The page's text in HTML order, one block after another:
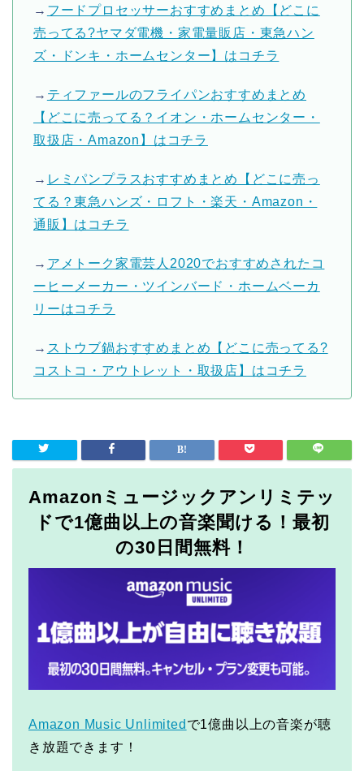
→ フードプロセッサーおすすめまとめ【どこに
売ってる?ヤマダ電機・家電量販店・東急ハン
ズ・ドンキ・ホームセンター】はコチラ
→ ティファールのフライパンおすすめまとめ
【どこに売ってる？イオン・ホームセンター・
取扱店・Amazon】はコチラ
→ レミパンプラスおすすめまとめ【どこに売っ
てる？東急ハンズ・ロフト・楽天・Amazon・
通販】はコチラ
→ アメトーク家電芸人2020でおすすめされたコ
ーヒーメーカー・ツインバード・ホームベーカ
リーはコチラ
→ ストウブ鍋おすすめまとめ【どこに売ってる?
コストコ・アウトレット・取扱店】はコチラ
Amazonミュージックアンリミテッ
ドで1億曲以上の音楽聞ける！最初
の30日間無料！
Amazon Music Unlimited で1億曲以上の音楽が聴
き放題できます！